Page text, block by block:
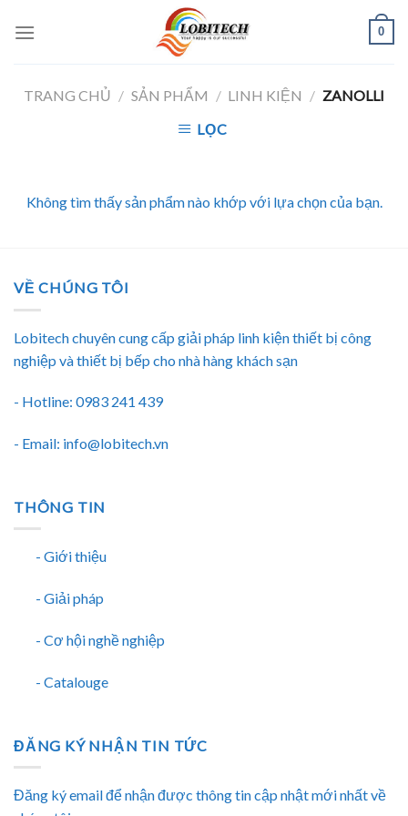
0
TRANG CHỦ / SẢN PHẨM / LINH KIỆN / ZANOLLI
LỌC
Không tìm thấy sản phẩm nào khớp với lựa chọn của bạn.
VỀ CHÚNG TÔI
Lobitech chuyên cung cấp giải pháp linh kiện thiết bị công
nghiệp và thiết bị bếp cho nhà hàng khách sạn
- Hotline: 0983 241 439
- Email: info@lobitech.vn
THÔNG TIN
- Giới thiệu
- Giải pháp
- Cơ hội nghề nghiệp
- Catalouge
ĐĂNG KÝ NHẬN TIN TỨC
Đăng ký email để nhận được thông tin cập nhật mới nhất về